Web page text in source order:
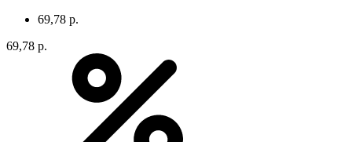
69,78 р.
69,78 р.